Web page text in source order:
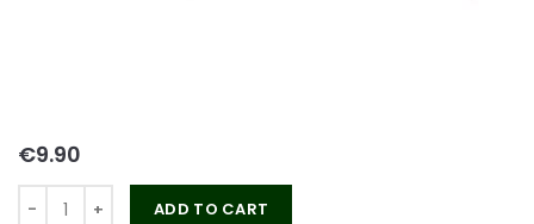
€
ADD TO CART